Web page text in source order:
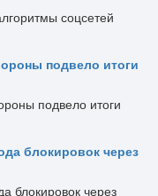
подвело итоги
блокировок через